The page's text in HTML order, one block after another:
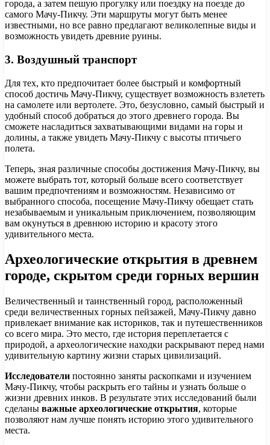
города, а затем пешую прогулку или поездку на поезде до
самого Мачу-Пикчу. Эти маршруты могут быть менее
известными, но все равно предлагают великолепные виды и
возможность увидеть древние руины.
3. Воздушный транспорт
Для тех, кто предпочитает более быстрый и комфортный
способ достичь Мачу-Пикчу, существует возможность взлететь
на самолете или вертолете. Это, безусловно, самый быстрый и
удобный способ добраться до этого древнего города. Вы
сможете насладиться захватывающими видами на горы и
долины, а также увидеть Мачу-Пикчу с высоты птичьего
полета.
Теперь, зная различные способы достижения Мачу-Пикчу, вы
можете выбрать тот, который больше всего соответствует
вашим предпочтениям и возможностям. Независимо от
выбранного способа, посещение Мачу-Пикчу обещает стать
незабываемым и уникальным приключением, позволяющим
вам окунуться в древнюю историю и красоту этого
удивительного места.
Археологические открытия в древнем
городе, скрытом среди горных вершин
Величественный и таинственный город, расположенный
среди величественных горных пейзажей, Мачу-Пикчу давно
привлекает внимание как историков, так и путешественников
со всего мира. Это место, где история переплетается с
природой, а археологические находки раскрывают перед нами
удивительную картину жизни старых цивилизаций.
Исследователи постоянно заняты раскопками и изучением
Мачу-Пикчу, чтобы раскрыть его тайны и узнать больше о
жизни древних инков. В результате этих исследований были
сделаны важные археологические открытия, которые
позволяют нам лучше понять историю этого удивительного
места.